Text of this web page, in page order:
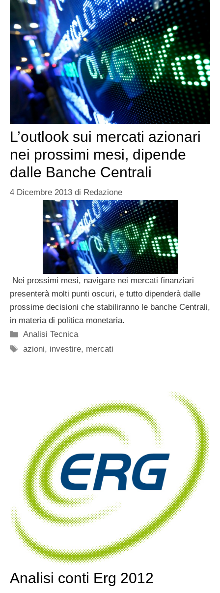
L’outlook sui mercati azionari
nei prossimi mesi, dipende
dalle Banche Centrali
4 Dicembre 2013 di Redazione
Nei prossimi mesi, navigare nei mercati finanziari
presenterà molti punti oscuri, e tutto dipenderà dalle
prossime decisioni che stabiliranno le banche Centrali,
in materia di politica monetaria.
Categorie
Analisi Tecnica
Tag
azioni, investire, mercati
Analisi conti Erg 2012